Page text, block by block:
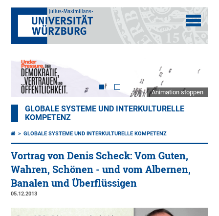
Animation stoppen
GLOBALE SYSTEME UND INTERKULTURELLE
KOMPETENZ
GLOBALE SYSTEME UND INTERKULTURELLE KOMPETENZ
Vortrag von Denis Scheck: Vom Guten,
Wahren, Schönen - und vom Albernen,
Banalen und Überflüssigen
05.12.2013